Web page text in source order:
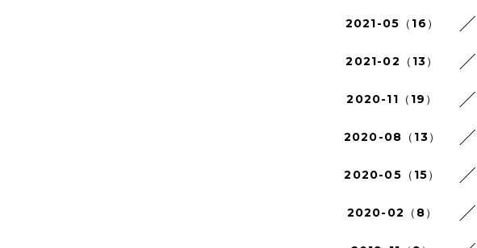
2021-05（16）
2021-02（13）
2020-11（19）
2020-08（13）
2020-05（15）
2020-02（8）